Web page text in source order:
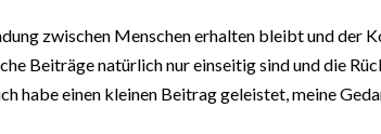
zwischen Menschen erhalten bleibt und der
Beiträge natürlich nur einseitig sind und die
habe einen kleinen Beitrag geleistet, meine